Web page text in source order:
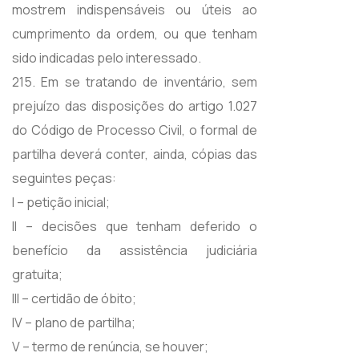
mostrem indispensáveis ou úteis ao
cumprimento da ordem, ou que tenham
sido indicadas pelo interessado.
215. Em se tratando de inventário, sem
prejuízo das disposições do artigo 1.027
do Código de Processo Civil, o formal de
partilha deverá conter, ainda, cópias das
seguintes peças:
I – petição inicial;
II – decisões que tenham deferido o
benefício da assistência judiciária
gratuita;
III – certidão de óbito;
IV – plano de partilha;
V – termo de renúncia, se houver;